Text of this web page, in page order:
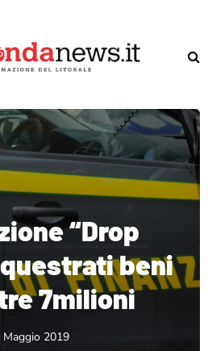
“Drop
beni
7milioni
Maggio 2019